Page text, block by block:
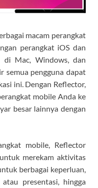
macam perangkat
perangkat iOS dan
di Mac, Windows, dan
semua pengguna dapat
ini. Dengan Reflector,
mobile Anda ke
besar lainnya dengan
mobile, Reflector
merekam aktivitas
berbagai keperluan,
presentasi, hingga